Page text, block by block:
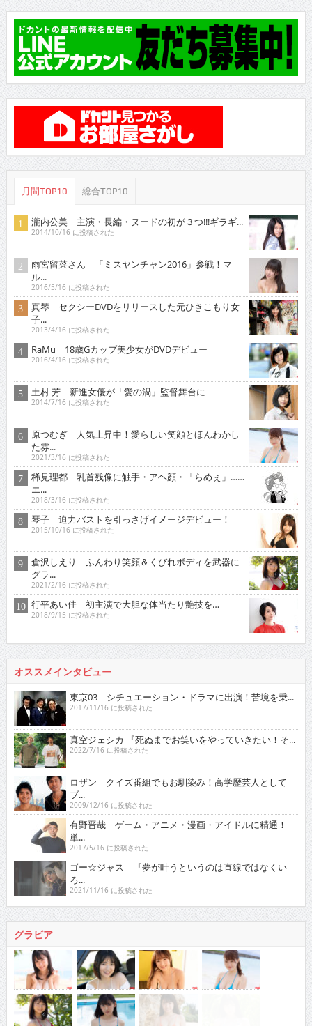
月間TOP10 総合TOP10
瀧内公美 主演・長編・ヌードの初が３つ!!!ギラギ...
2014/10/16 に投稿された
雨宮留菜さん 「ミスヤンチャン2016」参戦！マ
ル...
2016/5/16 に投稿された
真琴 セクシーDVDをリリースした元ひきこもり女
子...
2013/4/16 に投稿された
RaMu 18歳Gカップ美少女がDVDデビュー
2016/4/16 に投稿された
土村 芳 新進女優が「愛の渦」監督舞台に
2014/7/16 に投稿された
原つむぎ 人気上昇中！愛らしい笑顔とほんわかし
た雰...
2021/3/16 に投稿された
稀見理都 乳首残像に触手・アヘ顔・「らめぇ」……
エ...
2018/3/16 に投稿された
琴子 迫力バストを引っさげイメージデビュー！
2015/10/16 に投稿された
倉沢しえり ふんわり笑顔＆くびれボディを武器に
グラ...
2021/2/16 に投稿された
行平あい佳 初主演で大胆な体当たり艶技を…
2018/9/15 に投稿された
オススメインタビュー
東京03 シチュエーション・ドラマに出演！苦境を乗...
2017/11/16 に投稿された
真空ジェシカ 『死ぬまでお笑いをやっていきたい！そ...
2022/7/16 に投稿された
ロザン クイズ番組でもお馴染み！高学歴芸人として
ブ...
2009/12/16 に投稿された
有野晋哉 ゲーム・アニメ・漫画・アイドルに精通！
単...
2017/5/16 に投稿された
ゴー☆ジャス 『夢が叶うというのは直線ではなくい
ろ...
2021/11/16 に投稿された
グラビア